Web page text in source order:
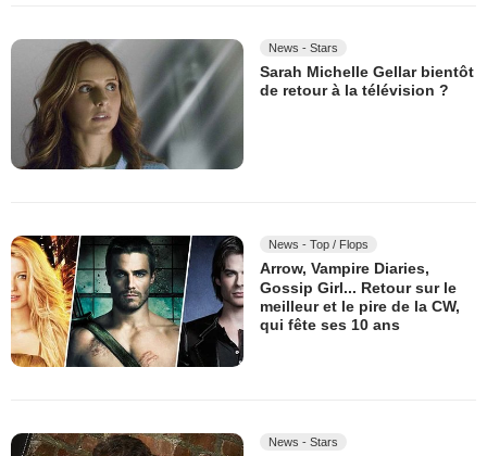
News - Stars
Sarah Michelle Gellar bientôt
de retour à la télévision ?
News - Top / Flops
Arrow, Vampire Diaries,
Gossip Girl... Retour sur le
meilleur et le pire de la CW,
qui fête ses 10 ans
News - Stars